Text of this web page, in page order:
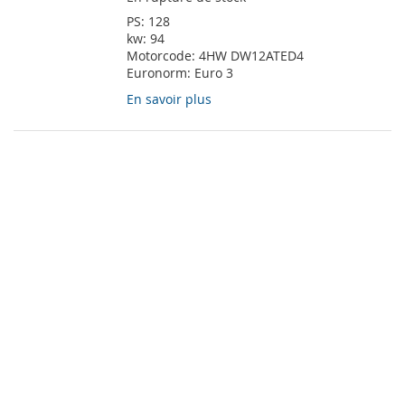
PS: 128
kw: 94
Motorcode: 4HW DW12ATED4
Euronorm: Euro 3
En savoir plus